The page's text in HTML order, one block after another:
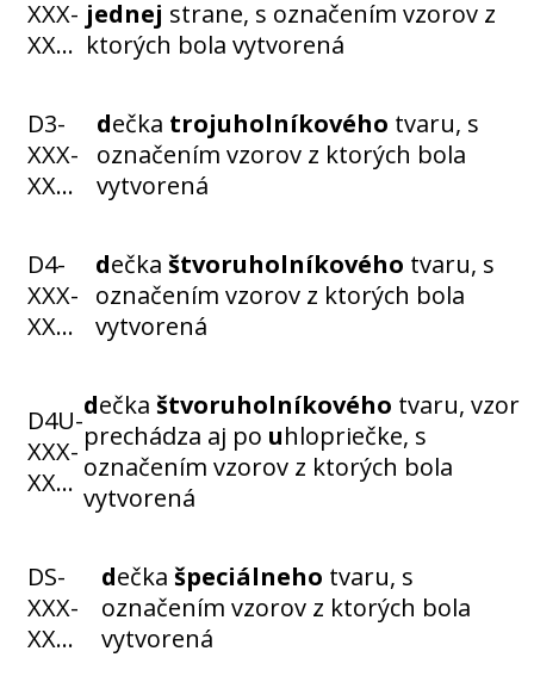
XXX-
XX…
jednej strane, s označením vzorov z
ktorých bola vytvorená
D3-
XXX-
XX…
dečka trojuholníkového tvaru, s
označením vzorov z ktorých bola
vytvorená
D4-
XXX-
XX…
dečka štvoruholníkového tvaru, s
označením vzorov z ktorých bola
vytvorená
D4U-
XXX-
XX…
dečka štvoruholníkového tvaru, vzor
prechádza aj po uhlopriečke, s
označením vzorov z ktorých bola
vytvorená
DS-
XXX-
XX…
dečka špeciálneho tvaru, s
označením vzorov z ktorých bola
vytvorená